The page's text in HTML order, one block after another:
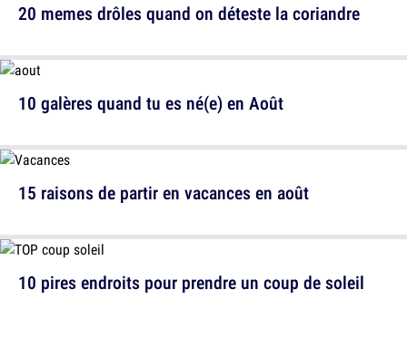
20 memes drôles quand on déteste la coriandre
15 raisons de partir en vacances en août
10 galères quand tu es né(e) en Août
10 pires endroits pour prendre un coup de soleil